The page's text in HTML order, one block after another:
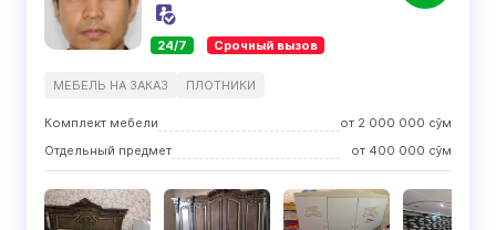
24/7 Срочный вызов
МЕБЕЛЬ НА ЗАКАЗ ПЛОТНИКИ
Комплект мебели от 2 000 000 сўм
Отдельный предмет
от 400 000 сўм